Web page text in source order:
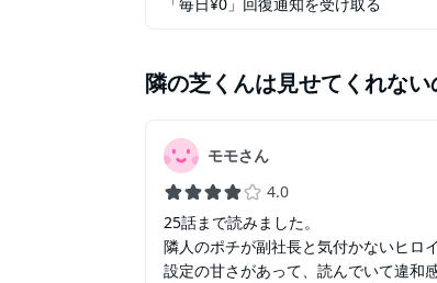
隣の芝くんは見せてくれない
モモさん
4.0
25話まで読みました。
隣人のポチが副社長と気付かないヒロ
設定の甘さがあって、読んでいて違和